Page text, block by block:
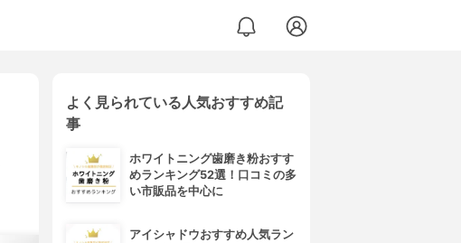
よく見られている人気おすすめ記
事
ホワイトニング歯磨き粉おすす
めランキング52選！口コミの多
い市販品を中心に
アイシャドウおすすめ人気ラン